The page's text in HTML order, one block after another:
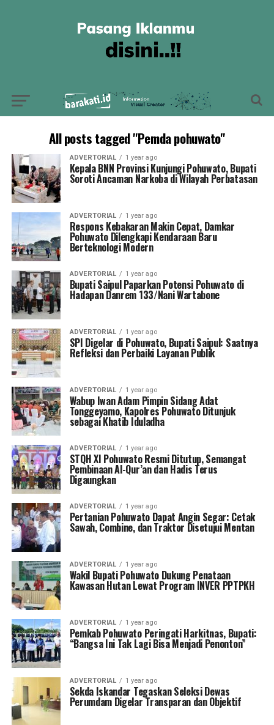
All posts tagged "Pemda pohuwato"
ADVERTORIAL 1 year ago
Kepala BNN Provinsi Kunjungi Pohuwato, Bupati
Soroti Ancaman Narkoba di Wilayah Perbatasan
ADVERTORIAL 1 year ago
Respons Kebakaran Makin Cepat, Damkar
Pohuwato Dilengkapi Kendaraan Baru
Berteknologi Modern
ADVERTORIAL 1 year ago
Bupati Saipul Paparkan Potensi Pohuwato di
Hadapan Danrem 133/Nani Wartabone
ADVERTORIAL 1 year ago
SPI Digelar di Pohuwato, Bupati Saipul: Saatnya
Refleksi dan Perbaiki Layanan Publik
ADVERTORIAL 1 year ago
Wabup Iwan Adam Pimpin Sidang Adat
Tonggeyamo, Kapolres Pohuwato Ditunjuk
sebagai Khatib Iduladha
ADVERTORIAL 1 year ago
STQH XI Pohuwato Resmi Ditutup, Semangat
Pembinaan Al-Qur’an dan Hadis Terus
Digaungkan
ADVERTORIAL 1 year ago
Pertanian Pohuwato Dapat Angin Segar: Cetak
Sawah, Combine, dan Traktor Disetujui Mentan
ADVERTORIAL 1 year ago
Wakil Bupati Pohuwato Dukung Penataan
Kawasan Hutan Lewat Program INVER PPTPKH
ADVERTORIAL 1 year ago
Pemkab Pohuwato Peringati Harkitnas, Bupati:
“Bangsa Ini Tak Lagi Bisa Menjadi Penonton”
ADVERTORIAL 1 year ago
Sekda Iskandar Tegaskan Seleksi Dewas
Perumdam Digelar Transparan dan Objektif